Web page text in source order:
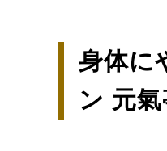
身体に
ン 元氣